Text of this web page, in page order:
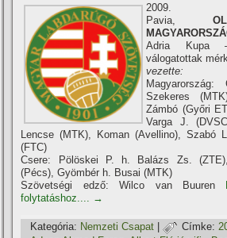
2009.
Pavia,
Adria Kupa
válogatottak
vezette:
Szekeres
Zámbó (Győri
Varga J.
Lencse (MTK), Koman (Avellino), Szabó
(FTC)
Csere: Pölöskei P. h. Balázs Zs.
(Pécs), Gyömbér h. Busai (MTK)
Szövetségi edző: Wilco van Buuren
folytatáshoz....
→
Kategória: Nemzeti Csapat | Címke: